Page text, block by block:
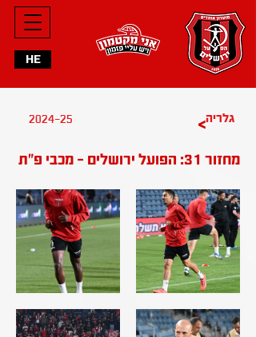
HE
2024-25 >גלריה
מחזור 31: הפועל ירושלים - מכבי פ"ת